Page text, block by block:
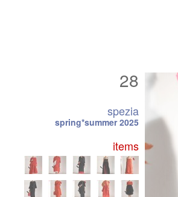
28
spezia
spring*summer 2025
items